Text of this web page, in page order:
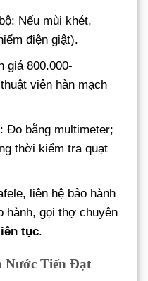
Nếu mùi khét,
điện giật).
giá 800.000-
viên hàn mạch
Đo bằng multimeter;
thời kiểm tra quạt
liên hệ bảo hành
hành, gọi thợ chuyên
tục.
Nước Tiến Đạt